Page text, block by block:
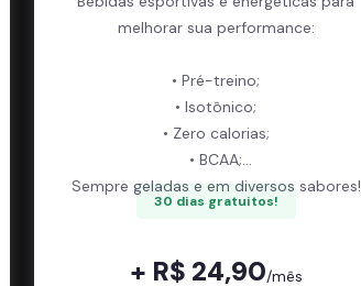
melhorar sua performance:
• Pré-treino;
• Isotônico;
• Zero calorias;
• BCAA;
Sempre geladas e em diversos sabores!
30 dias gratuitos!
+ R$ 24,90/mês